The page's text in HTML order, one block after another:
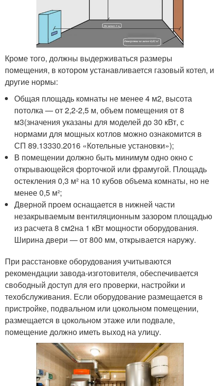
Кроме того, должны выдерживаться размеры
помещения, в котором устанавливается газовый котел, и
другие нормы:
Общая площадь комнаты не менее 4 м2, высота
потолка — от 2,2-2,5 м, объем помещения от 8
м3(значения указаны для моделей до 30 кВт, с
нормами для мощных котлов можно ознакомится в
СП 89.13330.2016 «Котельные установки»);
В помещении должно быть минимум одно окно с
открывающейся форточкой или фрамугой. Площадь
остекления 0,3 м² на 10 кубов объема комнаты, но не
менее 0,5 м²;
Дверной проем оснащается в нижней части
незакрываемым вентиляционным зазором площадью
из расчета 8 см2на 1 кВт мощности оборудования.
Ширина двери — от 800 мм, открывается наружу.
При расстановке оборудования учитываются
рекомендации завода-изготовителя, обеспечивается
свободный доступ для его проверки, настройки и
техобслуживания. Если оборудование размещается в
пристройке, подвальном или цокольном помещении,
размещается в цокольном этаже или подвале,
помещение должно иметь выход на улицу.